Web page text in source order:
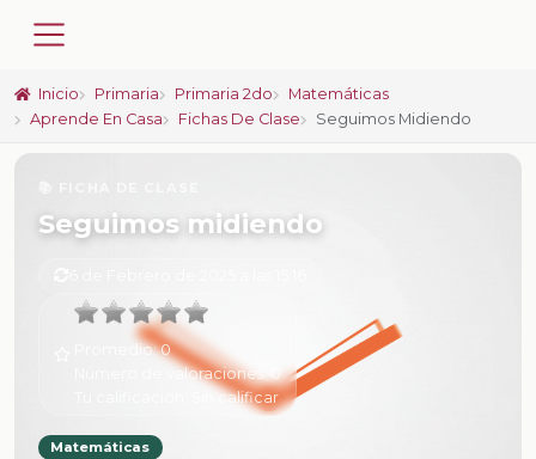
Inicio Primaria Primaria 2do
Matemáticas
Aprende En Casa
Fichas De Clase Seguimos Midiendo
Seguimos midiendo
Promedio:0
Número de valoraciones:0
Sin calificar
Matemáticas